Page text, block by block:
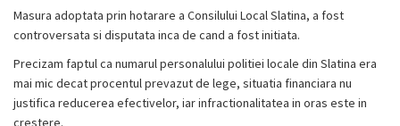
Masura adoptata prin hotarare a Consilului Local Slatina, a fost
controversata si disputata inca de cand a fost initiata.
Precizam faptul ca numarul personalului politiei locale din Slatina era
mai mic decat procentul prevazut de lege, situatia financiara nu
justifica reducerea efectivelor, iar infractionalitatea in oras este in
crestere.